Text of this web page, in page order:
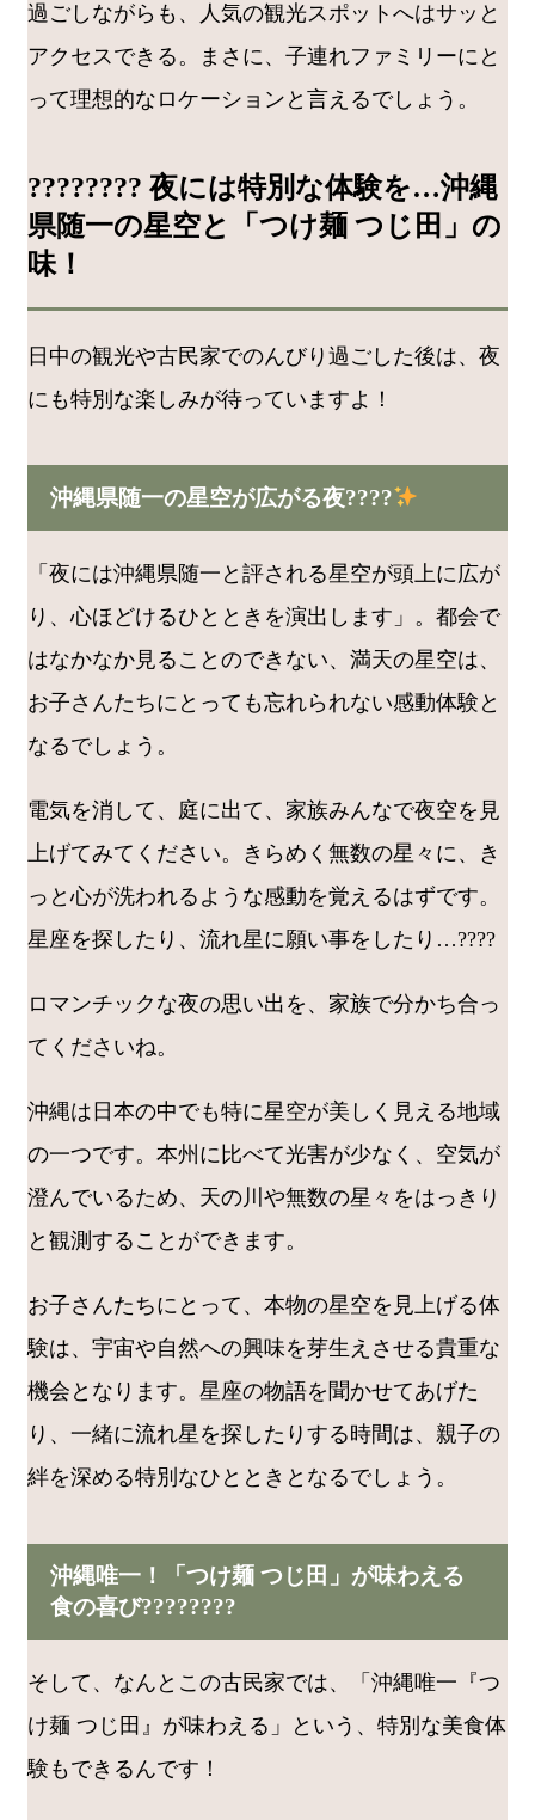
過ごしながらも、人気の観光スポットへはサッと
アクセスできる。まさに、子連れファミリーにと
って理想的なロケーションと言えるでしょう。
???????? 夜には特別な体験を…沖縄
県随一の星空と「つけ麺 つじ田」の
味！
日中の観光や古民家でのんびり過ごした後は、夜
にも特別な楽しみが待っていますよ！
沖縄県随一の星空が広がる夜????
「夜には沖縄県随一と評される星空が頭上に広が
り、心ほどけるひとときを演出します」。都会で
はなかなか見ることのできない、満天の星空は、
お子さんたちにとっても忘れられない感動体験と
なるでしょう。
電気を消して、庭に出て、家族みんなで夜空を見
上げてみてください。きらめく無数の星々に、き
っと心が洗われるような感動を覚えるはずです。
星座を探したり、流れ星に願い事をしたり…????
ロマンチックな夜の思い出を、家族で分かち合っ
てくださいね。
沖縄は日本の中でも特に星空が美しく見える地域
の一つです。本州に比べて光害が少なく、空気が
澄んでいるため、天の川や無数の星々をはっきり
と観測することができます。
お子さんたちにとって、本物の星空を見上げる体
験は、宇宙や自然への興味を芽生えさせる貴重な
機会となります。星座の物語を聞かせてあげた
り、一緒に流れ星を探したりする時間は、親子の
絆を深める特別なひとときとなるでしょう。
沖縄唯一！「つけ麺 つじ田」が味わえる
食の喜び????????
そして、なんとこの古民家では、「沖縄唯一『つ
け麺 つじ田』が味わえる」という、特別な美食体
験もできるんです！